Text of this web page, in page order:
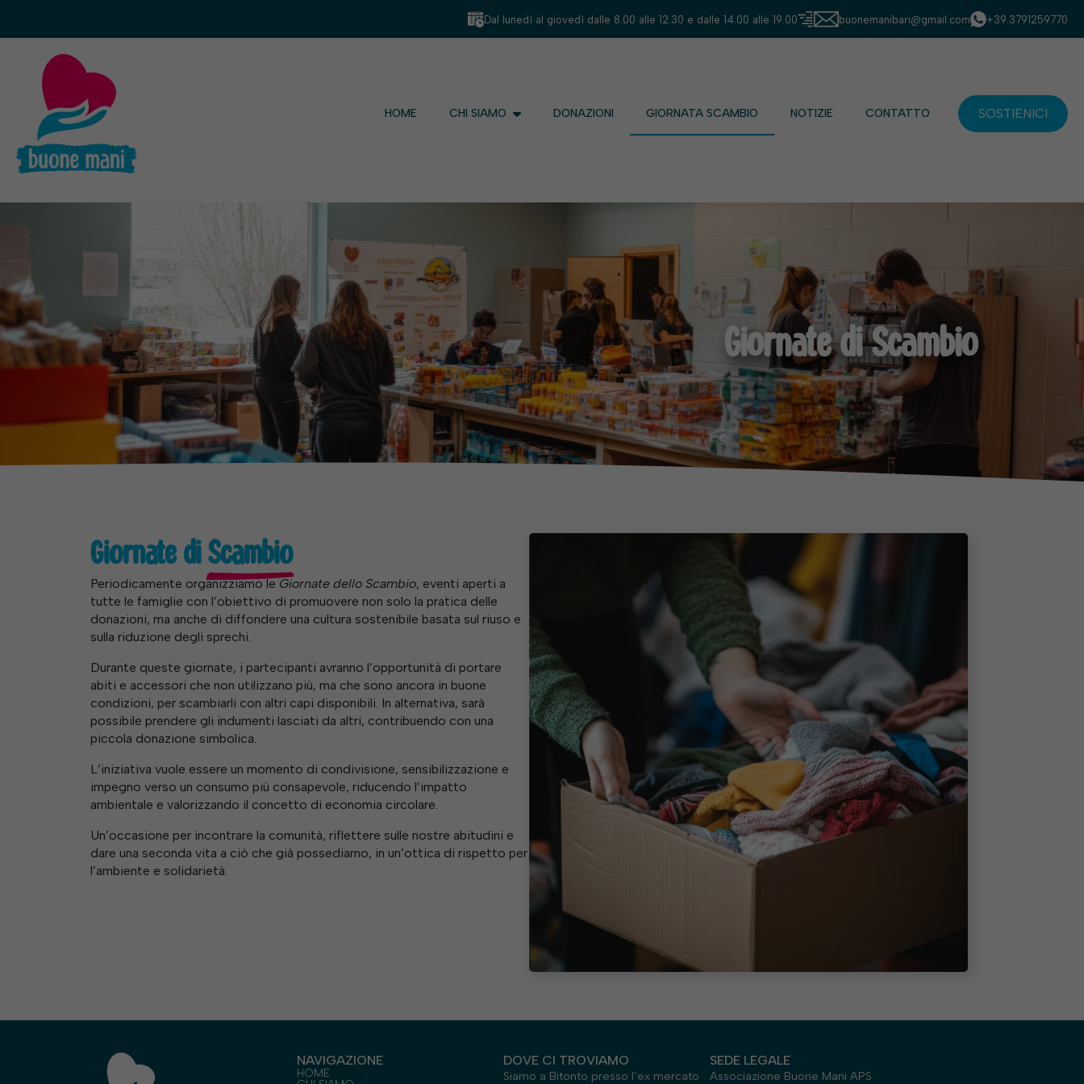
Dal lunedì al giovedì dalle 8.00 alle 12.30 e dalle 14.00 alle 19.00 buonemanibari@gmail.com +39.3791259770
HOME CHI SIAMO DONAZIONI GIORNATA SCAMBIO NOTIZIE CONTATTO SOSTIENICI
Giornate di Scambio
Giornate diScambio
Periodicamente organizziamo leGiornate dello Scambio, eventi aperti a
tutte le famiglie con l’obiettivo di promuovere non solo la pratica delle
donazioni, ma anche di diffondere una cultura sostenibile basata sul riuso e
sulla riduzione degli sprechi.
Durante queste giornate, i partecipanti avranno l’opportunità di portare
abiti e accessori che non utilizzano più, ma che sono ancora in buone
condizioni, per scambiarli con altri capi disponibili. In alternativa, sarà
possibile prendere gli indumenti lasciati da altri, contribuendo con una
piccola donazione simbolica.
L’iniziativa vuole essere un momento di condivisione, sensibilizzazione e
impegno verso un consumo più consapevole, riducendo l’impatto
ambientale e valorizzando il concetto di economia circolare.
Un’occasione per incontrare la comunità, riflettere sulle nostre abitudini e
dare una seconda vita a ciò che già possediamo, in un’ottica di rispetto per
l’ambiente e solidarietà.
NAVIGAZIONE
HOME
DOVE CI TROVIAMO
Siamo a Bitonto presso l’ex mercato
SEDE LEGALE
Associazione Buone Mani APS
facoltativi.
Sono